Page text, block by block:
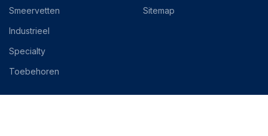
Smeervetten
Industrieel
Specialty
Toebehoren
Sitemap